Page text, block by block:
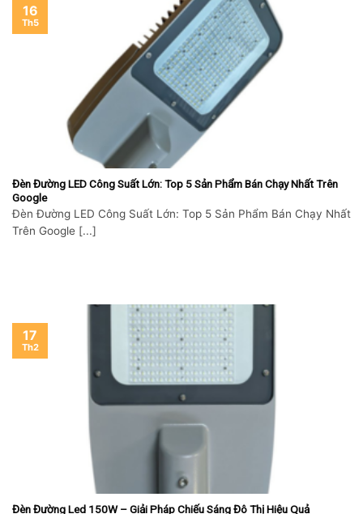
Đèn Đường LED Công Suất Lớn: Top 5 Sản Phẩm Bán Chạy Nhất Trên
Google
Đèn Đường LED Công Suất Lớn: Top 5 Sản Phẩm Bán Chạy Nhất
Trên Google [...]
16
Th5
Đèn Đường Led 150W – Giải Pháp Chiếu Sáng Đô Thị Hiệu Quả
17
Th2